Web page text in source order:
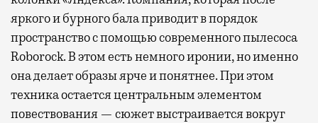
яркого и бурного бала приводит в порядок
пространство с помощью современного пылесоса
Roborock. В этом есть немного иронии, но именно
она делает образы ярче и понятнее. При этом
техника остается центральным элементом
повествования — сюжет выстраивается вокруг